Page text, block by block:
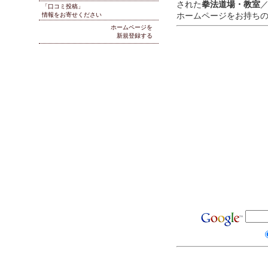
された拳法道場・教室
ホームページをお持ち
「口コミ投稿」
情報をお寄せください
ホームページを
新規登録する